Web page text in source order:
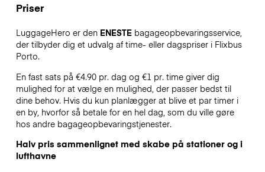
Priser
LuggageHero er den ENESTEbagageopbevaringsservice,
der tilbyder dig et udvalg af time- eller dagspriser i Flixbus
Porto.
En fast sats på €4.90 pr. dag og €1 pr. time giver dig
mulighed for at vælge en mulighed, der passer bedst til
dine behov. Hvis du kun planlægger at blive et par timer i
en by, hvorfor så betale for en hel dag, som du ville gøre
hos andre bagageopbevaringstjenester.
Halv pris sammenlignet med skabe på stationer og i
lufthavne